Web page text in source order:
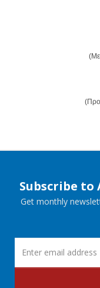
(Με
Subscribe to
Get monthly